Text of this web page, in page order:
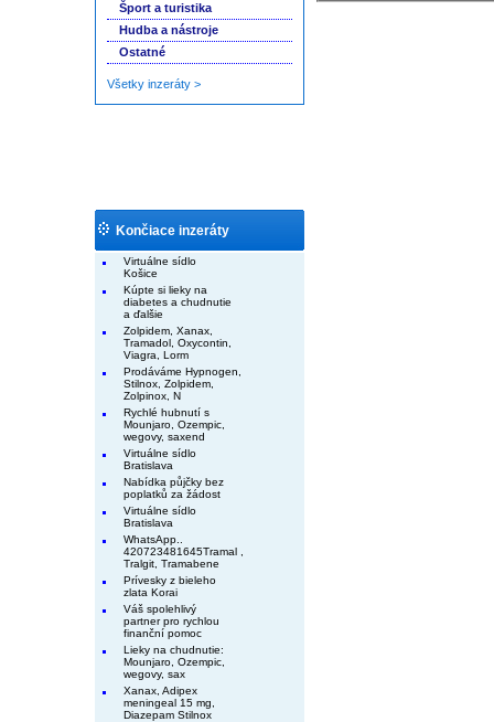
Šport a turistika
Hudba a nástroje
Ostatné
Všetky inzeráty >
Končiace inzeráty
Virtuálne sídlo
Košice
Kúpte si lieky na
diabetes a chudnutie
a ďalšie
Zolpidem, Xanax,
Tramadol, Oxycontin,
Viagra, Lorm
Prodáváme Hypnogen,
Stilnox, Zolpidem,
Zolpinox, N
Rychlé hubnutí s
Mounjaro, Ozempic,
wegovy, saxend
Virtuálne sídlo
Bratislava
Nabídka půjčky bez
poplatků za žádost
Virtuálne sídlo
Bratislava
WhatsApp..
420723481645Tramal ,
Tralgit, Tramabene
Prívesky z bieleho
zlata Korai
Váš spolehlivý
partner pro rychlou
finanční pomoc
Lieky na chudnutie:
Mounjaro, Ozempic,
wegovy, sax
Xanax, Adipex
meningeal 15 mg,
Diazepam Stilnox